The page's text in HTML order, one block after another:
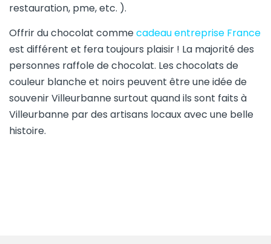
restauration, pme, etc. ).
Offrir du chocolat commecadeau entreprise France
est différent et fera toujours plaisir ! La majorité des
personnes raffole de chocolat. Les chocolats de
couleur blanche et noirs peuvent être une idée de
souvenir Villeurbanne surtout quand ils sont faits à
Villeurbanne par des artisans locaux avec une belle
histoire.